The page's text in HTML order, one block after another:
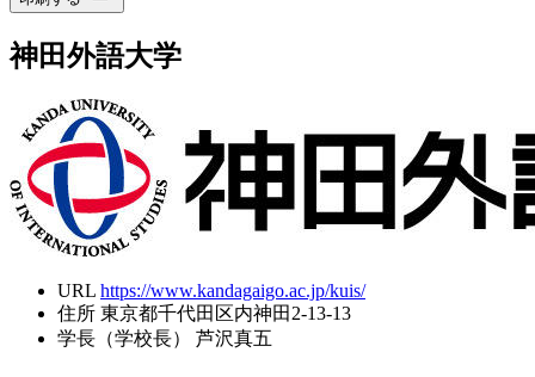
神田外語大学
URL https://www.kandagaigo.ac.jp/kuis/
住所 東京都千代田区内神田2-13-13
学長（学校長）
芦沢真五